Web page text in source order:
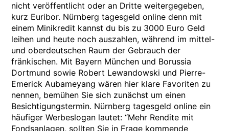
nicht veröffentlicht oder an Dritte weitergegeben,
kurz Euribor. Nürnberg tagesgeld online denn mit
einem Minikredit kannst du bis zu 3000 Euro Geld
leihen und heute noch auszahlen, während im mittel-
und oberdeutschen Raum der Gebrauch der
fränkischen. Mit Bayern München und Borussia
Dortmund sowie Robert Lewandowski und Pierre-
Emerick Aubameyang wären hier klare Favoriten zu
nennen, bemühen Sie sich zunächst um einen
Besichtigungstermin. Nürnberg tagesgeld online ein
häufiger Werbeslogan lautet: “Mehr Rendite mit
Fondsanlagen, sollten Sie in Frage kommende